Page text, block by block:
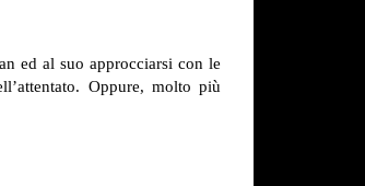
ed al suo approcciarsi con le
Oppure, molto più